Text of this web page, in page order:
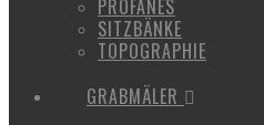
PROFANES
SITZBÄNKE
TOPOGRAPHIE
GRABMÄLER